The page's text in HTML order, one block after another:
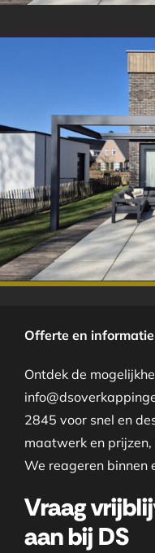
Offerte en
Ontdek de
2845 voor snel en
maatwerk en
We reageren binnen
Vraag
aan bij DS